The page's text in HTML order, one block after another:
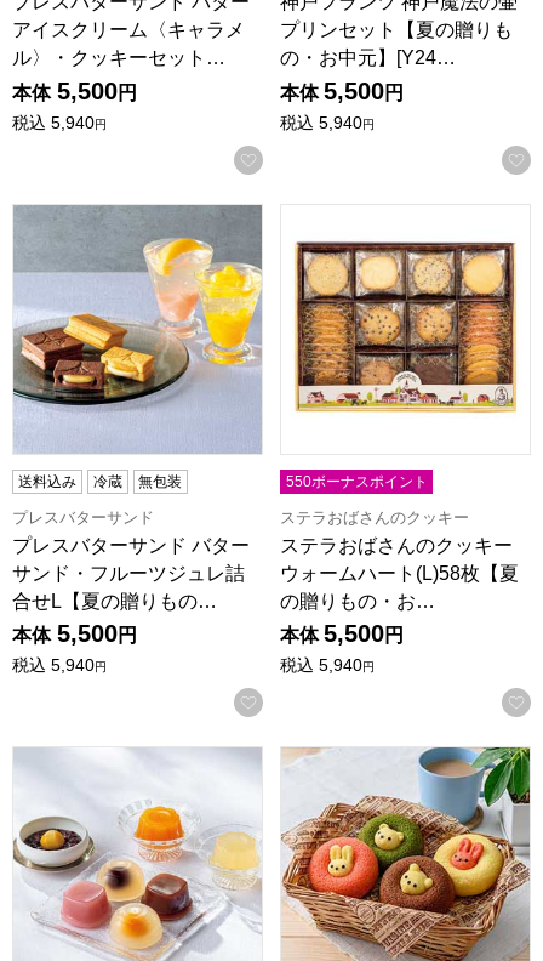
アイスクリーム〈キャラメ
ル〉・クッキーセット…
本体 5,500円
税込 5,940円
お気に入りに登録する
プリンセット【夏の贈りも
の・お中元】[Y24…
本体 5,500円
税込 5,940円
プレスバターサンド バターサンド・フルーツジュレ詰合せ
送料込み 冷蔵 無包装
プレスバターサンド
プレスバターサンド バター
サンド・フルーツジュレ詰
合せL【夏の贈りもの…
本体 5,500円
税込 5,940円
お気に入りに登録する
550ボーナスポイント
ステラおばさんのクッキー
ステラおばさんのクッキー
ウォームハート(L)58枚【夏
の贈りもの・お…
本体 5,500円
税込 5,940円
銀座鈴屋 氷華ものがたり【夏の贈りもの・お中元】
アニマルドーナツ 12個[ANM-